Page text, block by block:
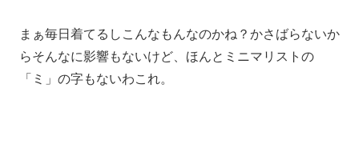
まぁ毎日着てるしこんなもんなのかね？かさばらないか
らそんなに影響もないけど、ほんとミニマリストの
「ミ」の字もないわこれ。